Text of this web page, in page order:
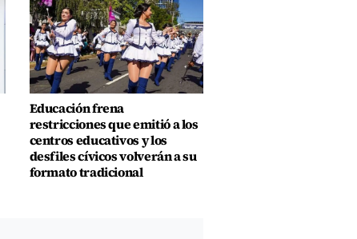
Educación frena
restricciones que emitió a los
centros educativos y los
desfiles cívicos volverán a su
formato tradicional